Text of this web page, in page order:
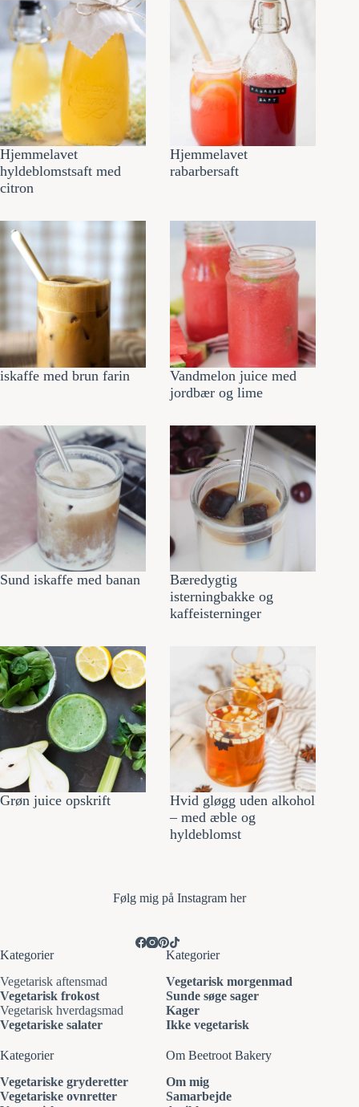
Hjemmelavet
hyldeblomstsaft med
citron
Hjemmelavet
rabarbersaft
iskaffe med brun farin
Vandmelon juice med
jordbær og lime
Sund iskaffe med banan
Bæredygtig
isterningbakke og
kaffeisterninger
Grøn juice opskrift
Hvid gløgg uden alkohol
– med æble og
hyldeblomst
Følg mig på Instagram her